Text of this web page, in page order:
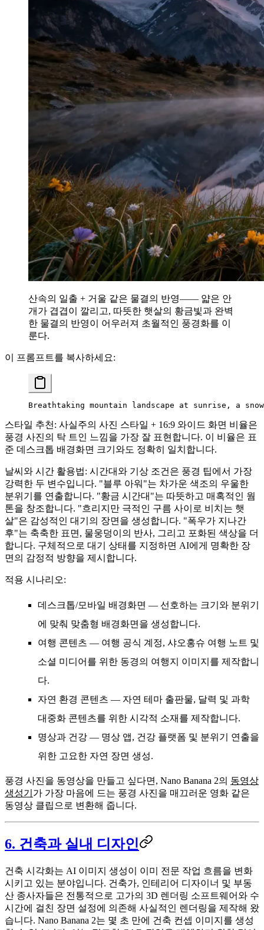
산속의 일출 + 거울 같은 물결의 반영—— 얇은 안
개가 겹겹이 깔리고, 따뜻한 햇살의 황금빛과 완벽
한 물결의 반영이 어우러져 초월적인 풍경화를 이
룬다.
이 프롬프트를 복사하세요:
Breathtaking mountain landscape at sunrise, a
스타일 추천: 사실주의 사진 스타일 + 16:9 와이드 화면 비율은
풍경 사진의 탁 트인 느낌을 가장 잘 표현합니다. 이 비율은 표
준 데스크톱 배경화면 크기와도 정확히 일치합니다.
날씨와 시간 활용법: 시간대와 기상 조건은 풍경 팁에서 가장
강력한 두 변수입니다. "블루 아워"는 차가운 색조의 우울한
분위기를 연출합니다. "황금 시간대"는 따뜻하고 매혹적인 웜
톤을 창조합니다. "흐리지만 극적인 구름 사이로 비치는 햇
살"은 감성적인 대기의 장면을 생성합니다. "폭우가 지나간
후"는 축축한 표면, 물웅덩이의 반사, 그리고 포화된 색상을 더
합니다. 구체적으로 대기 상태를 지정하면 AI에게 명확한 장
면의 감정적 방향을 제시합니다.
적용 시나리오:
데스크톱/모바일 배경화면 — 선호하는 크기와 분위기
에 맞춰 맞춤형 배경화면을 생성합니다.
여행 콘텐츠 — 여행 공식 계정, 샤오홍슈 여행 노트 및
소셜 미디어를 위한 동경의 여행지 이미지를 제작합니
다.
자연 환경 콘텐츠 — 자연 테마 출판물, 달력 및 과학
대중화 콘텐츠를 위한 시각적 소재를 제작합니다.
명상과 건강 — 명상 앱, 건강 플랫폼 및 분위기 연출을
위한 고요한 자연 장면 생성.
풍경 사진을 동영상을 만들고 싶다면, Nano Banana 2의 동영상
생성기 가 가장 마음에 드는 풍경 사진을 매끄러운 영화 같은
동영상 클립으로 변환해 줍니다.
6. 건축과 실내 디자인
건축 시각화는 AI 이미지 생성이 이미 전문 작업 흐름을 변화
시키고 있는 분야입니다. 건축가, 인테리어 디자이너 및 부동
산 종사자들은 전통적으로 고가의 3D 렌더링 소프트웨어와 수
시간에 걸친 장면 설정에 의존해 사실적인 렌더링을 제작해 왔
습니다. Nano Banana 2는 몇 초 만에 건축 컨셉 이미지를 생성